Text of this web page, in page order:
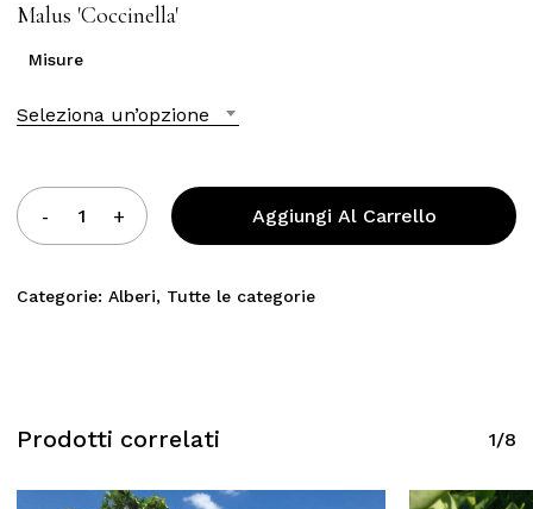
Malus ′Coccinella′
Misure
Seleziona un’opzione
Aggiungi Al Carrello
Categorie: Alberi, Tutte le categorie
Prodotti correlati 1/8